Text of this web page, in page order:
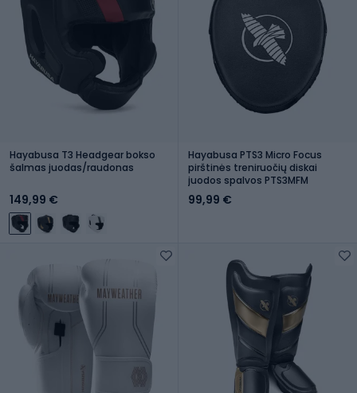
Hayabusa T3 Headgear bokso
šalmas juodas/raudonas
149,99 €
Hayabusa PTS3 Micro Focus
pirštinės treniruočių diskai
juodos spalvos PTS3MFM
99,99 €